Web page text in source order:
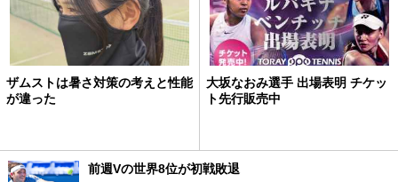
ザムストは暑さ対策の考えと性能
が違った
大坂なおみ選手 出場表明 チケッ
ト先行販売中
前週Vの世界8位が初戦敗退